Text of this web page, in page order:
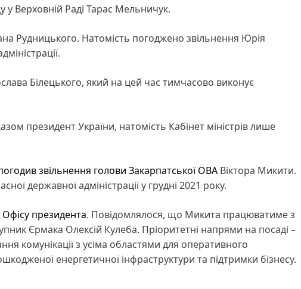
у Верховній Раді Тарас Мельничук.
Рудницького. Натомість погоджено звільнення Юрія
Білецького, який на цей час тимчасово виконує
президент України, натомість Кабінет міністрів лише
звільнення голови Закарпатської ОВА Віктора Микити.
державної адміністрації у грудні 2021 року.
президента. Повідомлялося, що Микита працюватиме з
Єрмака Олексій Кулеба. Пріоритетні напрями на посаді –
комунікації з усіма областями для оперативного
енергетичної інфраструктури та підтримки бізнесу.